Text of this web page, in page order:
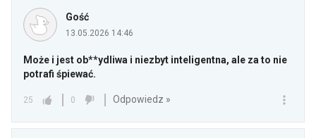
Gość
13.05.2026 14:46
Może i jest ob**ydliwa i niezbyt inteligentna, ale za to nie
potrafi śpiewać.
25 0 Odpowiedz »